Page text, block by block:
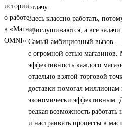
отдачу.
Здесь классно работать,
прислушиваются, а все
Самый амбициозный вызов —
с огромной сетью
эффективность каждого
отдельно взятой торговой
доставки помогал миллионам
экономически эффективным.
редкая возможность
и настраивать процессы в